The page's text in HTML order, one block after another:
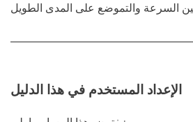
الإعداد المستخدم في هذا الدليل